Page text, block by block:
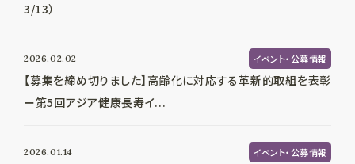
3/13）
2026.02.02 イベント・公募情報
【募集を締め切りました】高齢化に対応する革新的取組を表彰
ー第5回アジア健康長寿イ...
2026.01.14 イベント・公募情報